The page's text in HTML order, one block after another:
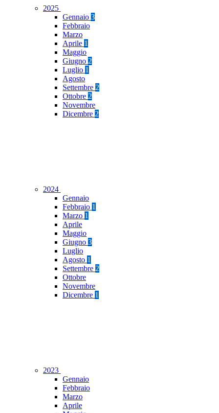
2025
Gennaio 3
Febbraio
Marzo
Aprile 1
Maggio
Giugno 2
Luglio 1
Agosto
Settembre 2
Ottobre 2
Novembre
Dicembre 2
2024
Gennaio
Febbraio 1
Marzo 1
Aprile
Maggio
Giugno 3
Luglio
Agosto 1
Settembre 2
Ottobre
Novembre
Dicembre 1
2023
Gennaio
Febbraio
Marzo
Aprile